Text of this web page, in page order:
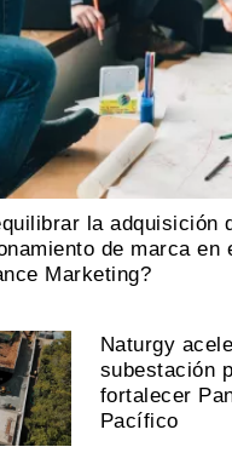
la adquisición
de marca en
Marketing?
Naturgy
subestación
fortalecer
Pacífico